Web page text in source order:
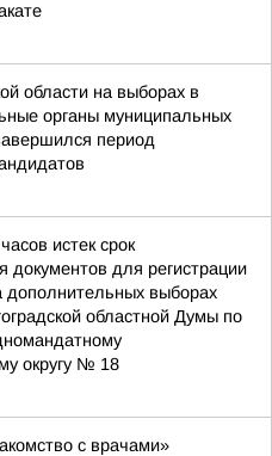
области на выборах в
органы муниципальных
период
истек срок
документов для регистрации
дополнительных выборах
областной Думы по
округу № 18
с врачами»